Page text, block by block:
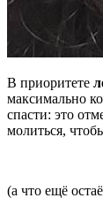
В приоритете
максимально
спасти: это
молиться,
(а что ещё